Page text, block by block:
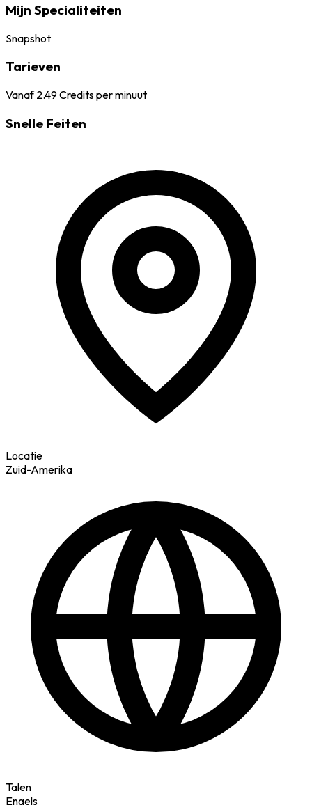
Mijn Specialiteiten
Snapshot
Tarieven
Vanaf2.49Credits per minuut
Snelle Feiten
Locatie
Zuid-Amerika
Talen
Engels